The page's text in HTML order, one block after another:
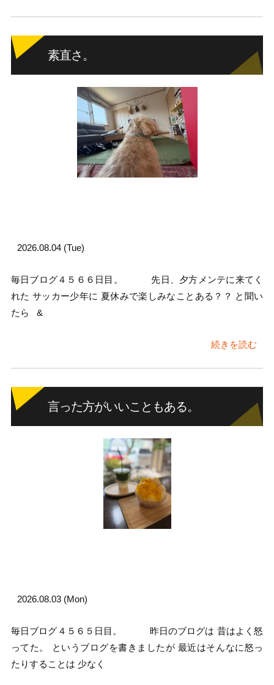
素直さ。
2026.08.04 (Tue)
毎日ブログ４５６６日目。 先日、夕方メンテに来てく
れた サッカー少年に 夏休みで楽しみなことある？？ と聞い
たら &
続きを読む
言った方がいいこともある。
2026.08.03 (Mon)
毎日ブログ４５６５日目。 昨日のブログは 昔はよく怒
ってた。 というブログを書きましたが 最近はそんなに怒っ
たりすることは 少なく